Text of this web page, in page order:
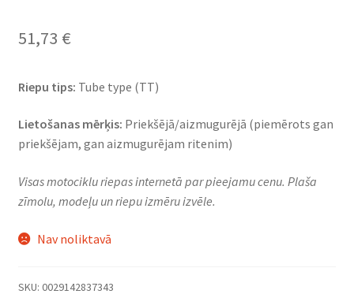
51,73 €
Riepu tips: Tube type (TT)
Lietošanas mērķis: Priekšējā/aizmugurējā (piemērots gan
priekšējam, gan aizmugurējam ritenim)
Visas motociklu riepas internetā par pieejamu cenu. Plaša
zīmolu, modeļu un riepu izmēru izvēle.
Nav noliktavā
SKU: 0029142837343